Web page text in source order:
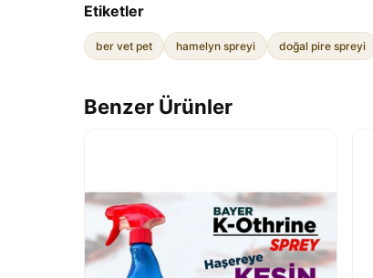
Etiketler
ber vet pet hamelyn spreyi doğal pire spreyi
Benzer Ürünler